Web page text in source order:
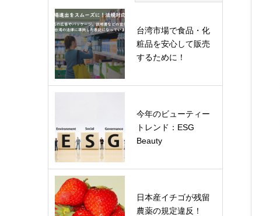
台湾市場で食品・化
粧品を安心して販売
するために！
今年のビューティー
トレンド：ESG
Beauty
日本産イチゴが残留
農薬の規定違反！